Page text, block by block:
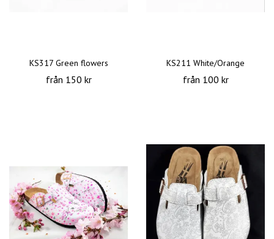
KS317 Green flowers
från 150 kr
KS211 White/Orange
från 100 kr